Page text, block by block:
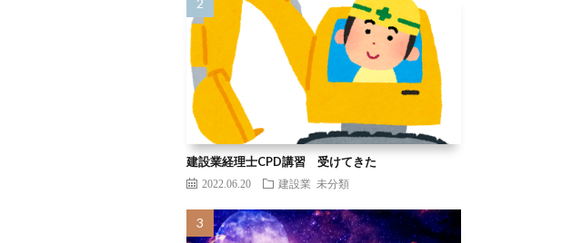
建設業経理士CPD講習 受けてきた
2022.06.20 建設業 未分類